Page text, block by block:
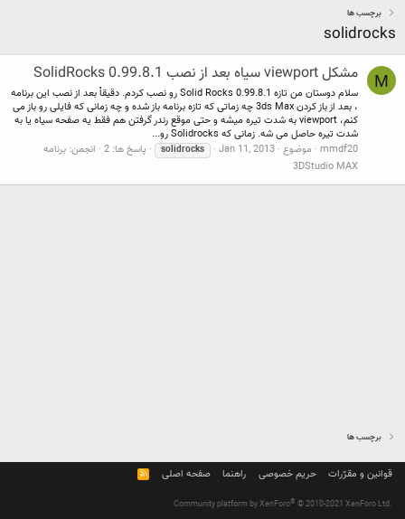
برچسب ها
solidrocks
M مشکل viewport سیاه بعد از نصب SolidRocks 0.99.8.1
سلام دوستان من تازه Solid Rocks 0.99.8.1 رو نصب کردم. دقیقاْ بعد از نصب این برنامه
، بعد از باز کردن 3ds Max چه زماتی که تازه برنامه باز شده و چه زمانی که فایلی رو باز می
کنم، viewport به شدت تیره میشه و حتی موقع رندر گرفتن هم فقط یه صفحه سیاه یا به
شدت تیره حاصل می شه. زمانی که Solidrocks رو...
mmdf20 موضوع Jan 11, 2013
solidrocks پاسخ ها: 2 انجمن: برنامه
3DStudio MAX
برچسب ها
قوانین و مقرّرات حریم خصوصی راهنما صفحه اصلی
R
S
Community platform by XenForo® © 2010-2021 XenForo Ltd.